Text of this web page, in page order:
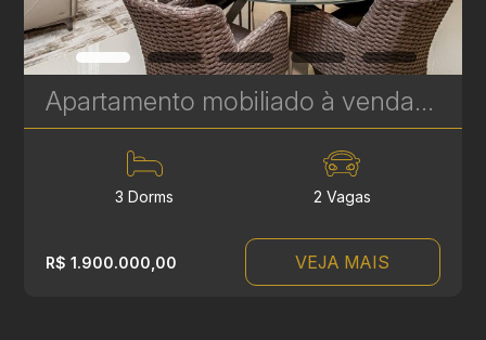
Apartamento mobiliado à venda no Soul Batel Soho, com 120,32 m², 3 quartos, sendo 1 suíte | Ref. 1764
3 Dorms 2 Vagas
R$ 1.900.000,00 VEJA MAIS